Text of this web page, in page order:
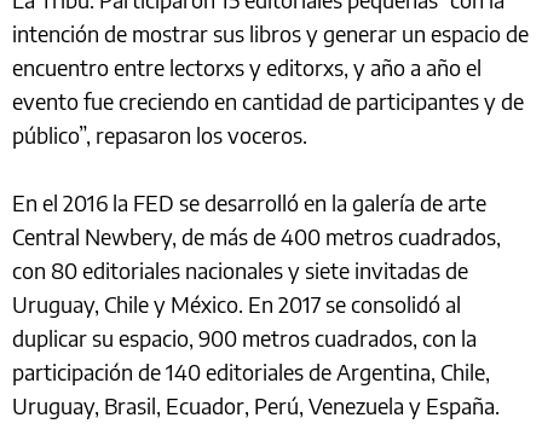
intención de mostrar sus libros y generar un espacio de
encuentro entre lectorxs y editorxs, y año a año el
evento fue creciendo en cantidad de participantes y de
público”, repasaron los voceros.
En el 2016 la FED se desarrolló en la galería de arte
Central Newbery, de más de 400 metros cuadrados,
con 80 editoriales nacionales y siete invitadas de
Uruguay, Chile y México. En 2017 se consolidó al
duplicar su espacio, 900 metros cuadrados, con la
participación de 140 editoriales de Argentina, Chile,
Uruguay, Brasil, Ecuador, Perú, Venezuela y España.